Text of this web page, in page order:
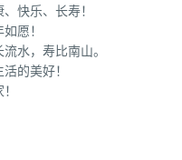
快乐、长寿！
愿！
水，寿比南山。
的美好！